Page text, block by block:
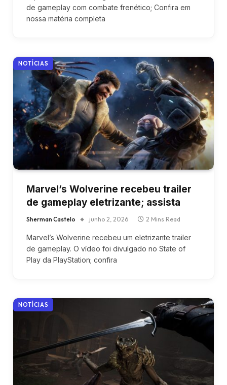
de gameplay com combate frenético; Confira em
nossa matéria completa
NOTÍCIAS
Marvel’s Wolverine recebeu trailer
de gameplay eletrizante; assista
Sherman Castelo junho 2, 2026 2 Mins Read
Marvel’s Wolverine recebeu um eletrizante trailer
de gameplay. O vídeo foi divulgado no State of
Play da PlayStation; confira
NOTÍCIAS